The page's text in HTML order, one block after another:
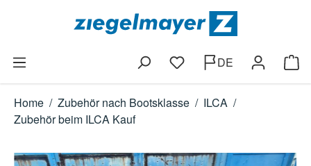
Zum Hauptinhalt springen
Du hast 0 Produkte auf
DE
Home / Zubehör nach Bootsklasse / ILCA /
Zubehör beim ILCA Kauf
Bildergalerie überspringen